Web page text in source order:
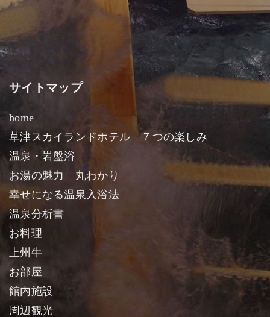
サイトマップ
home
草津スカイランドホテル ７つの楽しみ
温泉・岩盤浴
お湯の魅力 丸わかり
幸せになる温泉入浴法
温泉分析書
お料理
上州牛
お部屋
館内施設
周辺観光